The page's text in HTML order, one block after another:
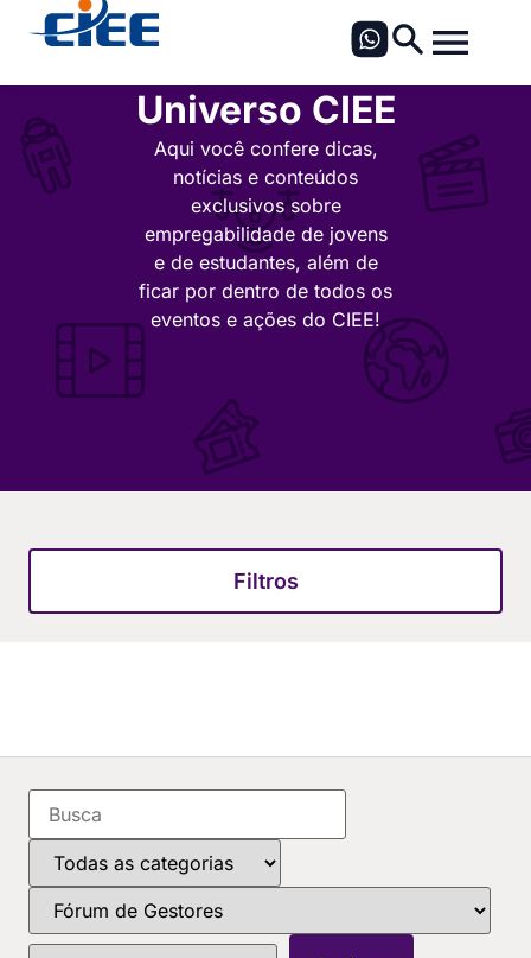
Universo CIEE
Aqui você confere dicas,
notícias e conteúdos
exclusivos sobre
empregabilidade de jovens
e de estudantes, além de
ficar por dentro de todos os
eventos e ações do CIEE!
Filtros